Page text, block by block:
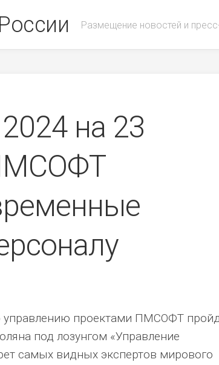
Размещение новостей и
на 23
проектами ПМСОФТ
под лозунгом «Управление
самых видных экспертов мирового